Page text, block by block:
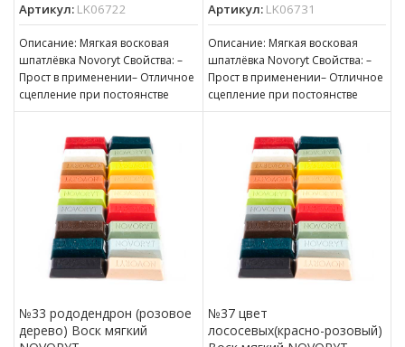
Артикул: LK06722
Описание: Мягкая восковая
шпатлёвка Novoryt Свойства: –
Прост в применении– Отличное
сцепление при постоянстве
консистенции– Готов к
Артикул: LK06731
Описание: Мягкая восковая
шпатлёвка Novoryt Свойства: –
Прост в применении– Отличное
сцепление при постоянстве
консистенции– Готов к
№33 рододендрон (розовое
дерево) Воск мягкий
№37 цвет
лососевых(красно-розовый)